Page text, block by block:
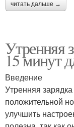
читать дальше →
Утренняя
15 минут
Введение
Утренняя
положительной
улучшить